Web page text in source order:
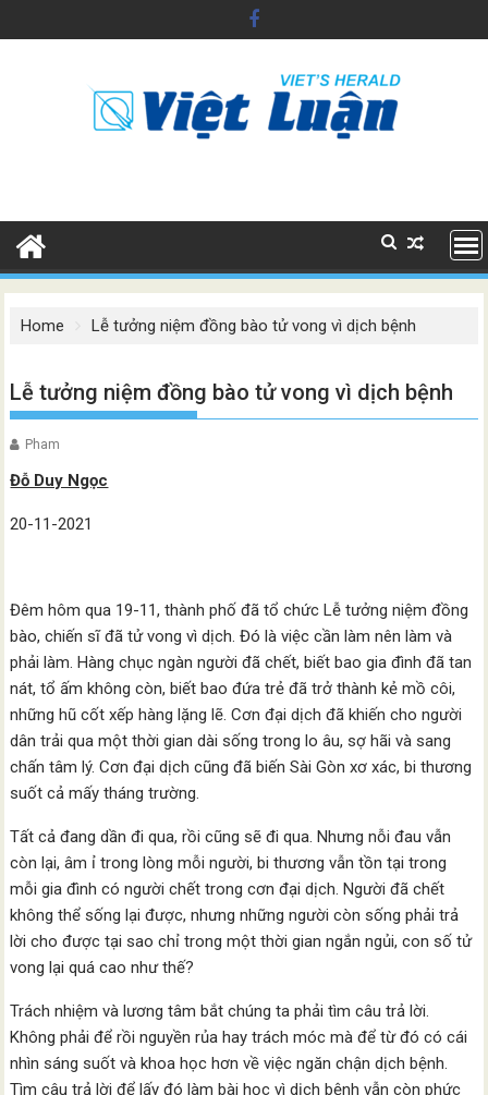
to
Home Lễ tưởng niệm đồng bào tử vong vì dịch bệnh
Lễ tưởng niệm đồng bào tử vong vì dịch bệnh
Pham
Đỗ Duy Ngọc
20-11-2021
Đêm hôm qua 19-11, thành phố đã tổ chức Lễ tưởng niệm đồng
bào, chiến sĩ đã tử vong vì dịch. Đó là việc cần làm nên làm và
phải làm. Hàng chục ngàn người đã chết, biết bao gia đình đã tan
nát, tổ ấm không còn, biết bao đứa trẻ đã trở thành kẻ mồ côi,
những hũ cốt xếp hàng lặng lẽ. Cơn đại dịch đã khiến cho người
dân trải qua một thời gian dài sống trong lo âu, sợ hãi và sang
chấn tâm lý. Cơn đại dịch cũng đã biến Sài Gòn xơ xác, bi thương
suốt cả mấy tháng trường.
Tất cả đang dần đi qua, rồi cũng sẽ đi qua. Nhưng nỗi đau vẫn
còn lại, âm ỉ trong lòng mỗi người, bi thương vẫn tồn tại trong
mỗi gia đình có người chết trong cơn đại dịch. Người đã chết
không thể sống lại được, nhưng những người còn sống phải trả
lời cho được tại sao chỉ trong một thời gian ngắn ngủi, con số tử
vong lại quá cao như thế?
Trách nhiệm và lương tâm bắt chúng ta phải tìm câu trả lời.
Không phải để rồi nguyền rủa hay trách móc mà để từ đó có cái
nhìn sáng suốt và khoa học hơn về việc ngăn chận dịch bệnh.
Tìm câu trả lời để lấy đó làm bài học vì dịch bệnh vẫn còn phức